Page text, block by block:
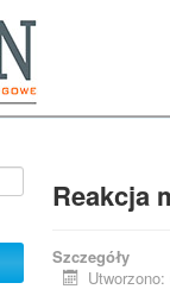
Reakcja
Szczegóły